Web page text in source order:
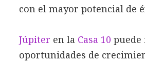
con el mayor potencial de
Júpiter en la Casa 10
oportunidades de